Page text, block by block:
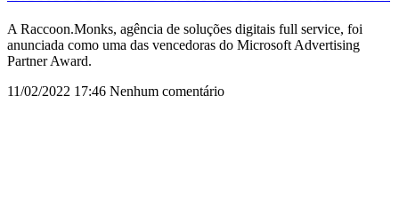
A Raccoon.Monks, agência de soluções digitais full service, foi
anunciada como uma das vencedoras do Microsoft Advertising
Partner Award.
11/02/2022 17:46 Nenhum comentário